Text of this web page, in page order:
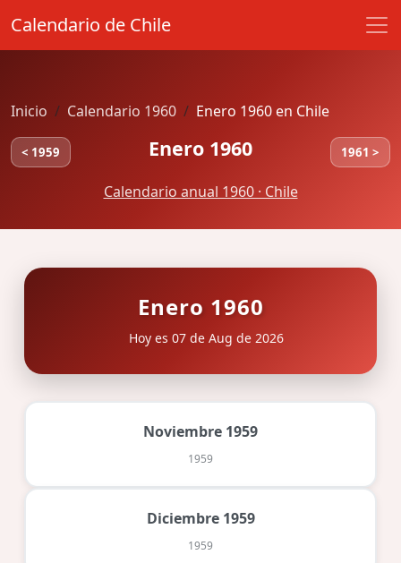
Calendario de Chile
Inicio Calendario 1960 Enero 1960 en Chile
< 1959 Enero 1960 1961 >
Calendario anual 1960 · Chile
Enero 1960
Hoy es 07 de Aug de 2026
Noviembre 1959
1959
Diciembre 1959
1959